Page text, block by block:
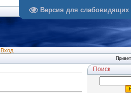
Версия для слабовидящих
Вход
Поиск